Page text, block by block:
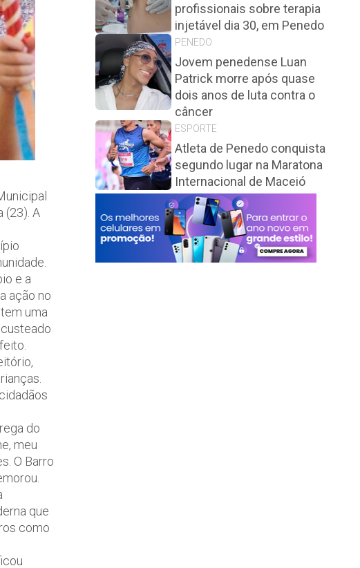
(23). A
e a
ação no
uma
do
meu
O Barro
que
como
profissionais sobre terapia
injetável dia 30, em Penedo
PENEDO
Jovem penedense Luan
Patrick morre após quase
dois anos de luta contra o
câncer
ESPORTE
Atleta de Penedo conquista
segundo lugar na Maratona
Internacional de Maceió